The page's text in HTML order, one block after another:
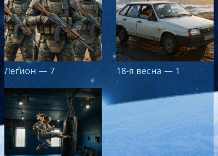
Легион — 7 18-я весна — 1